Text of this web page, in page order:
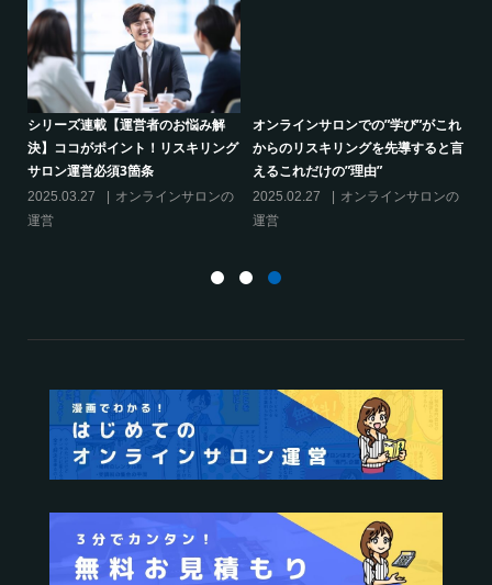
シリーズ連載【運営者のお悩み解
決】ココがポイント！リスキリング
サロン運営必須3箇条
2025.03.27
オンラインサロンの
運営
オンラインサロンでの”学び”がこれ
からのリスキリングを先導すると言
えるこれだけの”理由”
2025.02.27
オンラインサロンの
運営